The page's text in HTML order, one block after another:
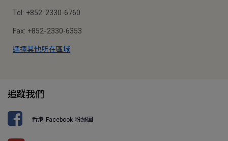
Tel: +852-2330-6760
Fax: +852-2330-6353
選擇其他所在區域
追蹤我們
香港 Facebook 粉絲團